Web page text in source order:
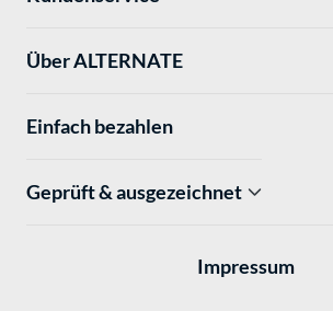
Über ALTERNATE
Einfach bezahlen
Geprüft & ausgezeichnet
Impressum